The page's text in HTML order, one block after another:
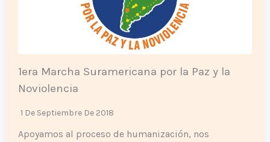
1era Marcha Suramericana por la Paz y la
Noviolencia
1 De Septiembre De 2018
Apoyamos al proceso de humanización, nos